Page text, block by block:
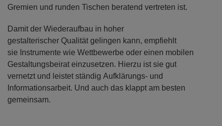
Gremien und runden Tischen beratend vertreten ist.
Damit der Wiederaufbau in hoher
gestalterischer Qualität gelingen kann, empfiehlt
sie Instrumente wie Wettbewerbe oder einen mobilen
Gestaltungsbeirat einzusetzen. Hierzu ist sie gut
vernetzt und leistet ständig Aufklärungs- und
Informationsarbeit. Und auch das klappt am besten
gemeinsam.